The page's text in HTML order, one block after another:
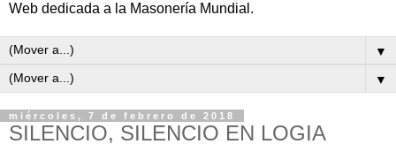
Web dedicada a la Masonería Mundial.
▼
▼
miércoles, 7 de febrero de 2018
SILENCIO, SILENCIO EN LOGIA